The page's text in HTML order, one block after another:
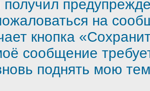
на
кнопка
сообщение
поднять мою